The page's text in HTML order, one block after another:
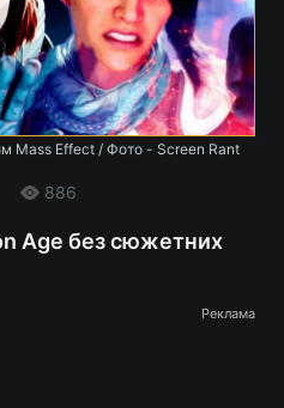
Mass Effect / Фото - Screen Rant
886
Age без сюжетних
Реклама